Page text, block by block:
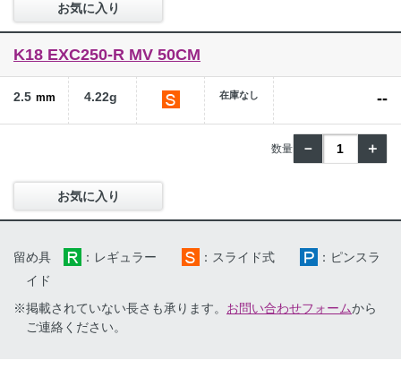
お気に入り
K18 EXC250-R MV 50CM
2.5 mm 4.22g 在庫なし --
－ ＋
お気に入り
留め具 ：レギュラー ：スライド式
：ピンスラ
イド
※掲載されていない長さも承ります。 お問い合わせフォームから
ご連絡ください。